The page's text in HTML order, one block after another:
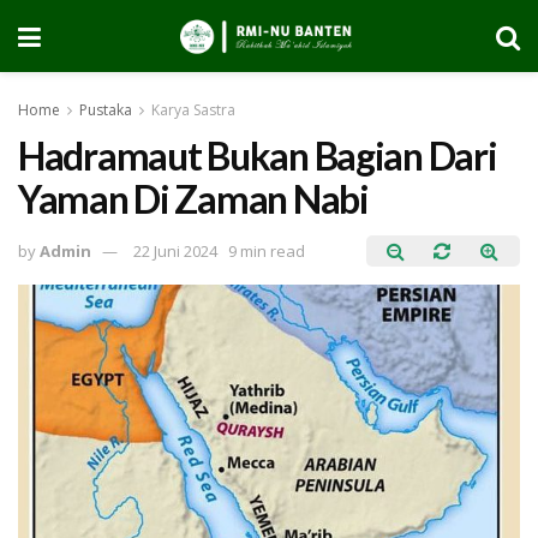
Home Pustaka Karya Sastra
Hadramaut Bukan Bagian Dari
Yaman Di Zaman Nabi
byAdmin 22 Juni 2024 9 min read